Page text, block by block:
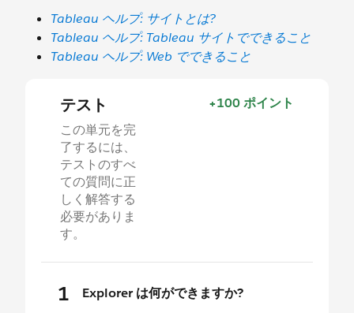
Tableau ヘルプ: サイトとは?
Tableau ヘルプ: Tableau サイトでできること
Tableau ヘルプ: Web でできること